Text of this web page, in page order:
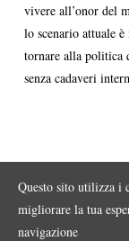
vivere all’onor del
lo scenario attuale
tornare alla politica
senza cadaveri
ENNIO MORA
Vietata ogni
Questo sito utilizza i
migliorare la tua
navigazione